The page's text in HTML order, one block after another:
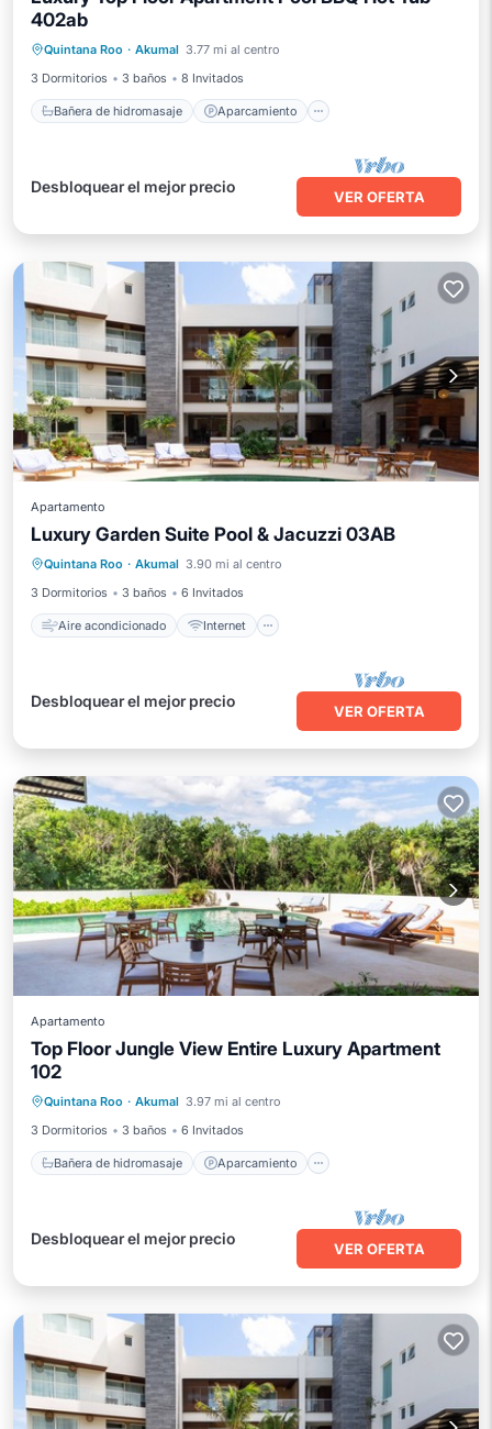
402ab
Quintana Roo · Akumal 3.77 mi al centro
3 Dormitorios
3 baños 8 Invitados
Bañera de hidromasaje Aparcamiento
Piscina
Vista al mar
Desbloquear el mejor precio
VER OFERTA
Apartamento
Luxury Garden Suite Pool & Jacuzzi 03AB
Quintana Roo · Akumal 3.90 mi al centro
3 Dormitorios
3 baños 6 Invitados
Aire acondicionado Internet
Aire acondicionado
Internet
Apto para niños
Lavandería
Desbloquear el mejor precio
VER OFERTA
Apartamento
Top Floor Jungle View Entire Luxury Apartment
102
Quintana Roo · Akumal 3.97 mi al centro
3 Dormitorios
3 baños 6 Invitados
Bañera de hidromasaje Aparcamiento
Piscina
Vista al mar
Desbloquear el mejor precio
VER OFERTA